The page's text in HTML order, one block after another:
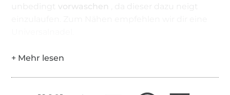
vorwaschen